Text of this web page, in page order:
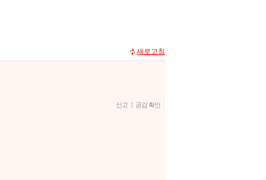
새로고침
신고 | 공감 확인